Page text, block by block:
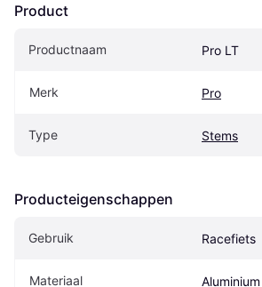
Product
Productnaam Pro LT
Merk Pro
Type Stems
Producteigenschappen
Gebruik Racefiets
Materiaal Aluminium